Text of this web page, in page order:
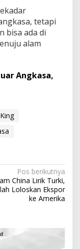
tetapi
bisa ada di
alam
Angkasa,
Pos berikutnya
China Lirik Turki,
Loloskan Ekspor
ke Amerika